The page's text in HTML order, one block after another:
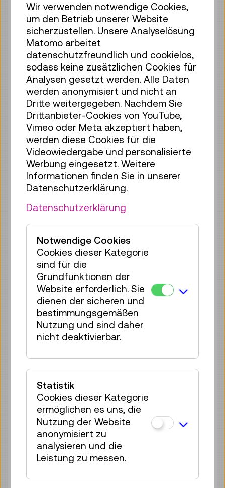
Mo 10.08. 14:00 –14:40
Reservierung Kinderbereich
35 Plätze frei
€ 2,50
Tickets
Mo 10.08. 15:00–15:40
Reservierung Kinderbereich
30 Plätze frei
€ 2,50
Tickets
Mo 10.08. 16:00–16:40
Reservierung Kinderbereich
35 Plätze frei
€ 2,50
Tickets
Mo 10.08. 17:00 – 17:40
35 Plätze frei
€ 2,50
Di 11.08. 11:00–
Reservierung Kinderbereich
35 Plätze frei
€ 2,50
Di 11.08. 12:00–12:40
Reservierung Kinderbereich
35 Plätze frei
€ 2,50
Tickets
Di 11.08. 13:00
13:40
Reservierung Kinderbereich
35 Plätze frei
€ 2,50
Di 11.08. 14:00 –14:40
35 Plätze frei
Wir verwenden notwendige Cookies,
um den Betrieb unserer Website
sicherzustellen. Unsere Analyselösung
Matomo arbeitet
datenschutzfreundlich und cookielos,
sodass keine zusätzlichen Cookies für
Analysen gesetzt werden. Alle Daten
werden anonymisiert und nicht an
Dritte weitergegeben. Nachdem Sie
Drittanbieter-Cookies von YouTube,
Vimeo oder Meta akzeptiert haben,
werden diese Cookies für die
Videowiedergabe und personalisierte
Werbung eingesetzt. Weitere
Informationen finden Sie in unserer
Datenschutzerklärung.
Datenschutzerklärung
Notwendige Cookies
Cookies dieser Kategorie
sind für die
Grundfunktionen der
Website erforderlich. Sie
dienen der sicheren und
bestimmungsgemäßen
Nutzung und sind daher
nicht deaktivierbar.
Statistik
Cookies dieser Kategorie
ermöglichen es uns, die
Nutzung der Website
anonymisiert zu
analysieren und die
Leistung zu messen.